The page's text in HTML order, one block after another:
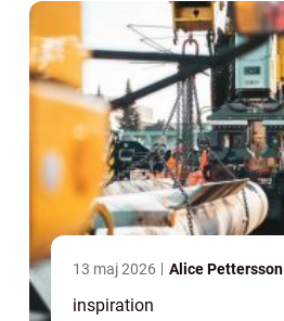
13 maj 2026 Alice Pettersson
inspiration